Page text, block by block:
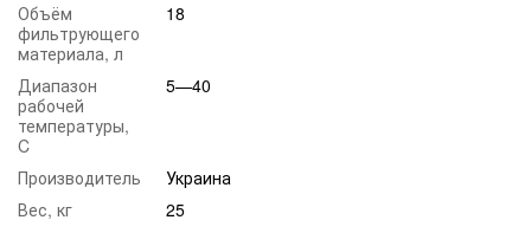
Объём
фильтрующего
материала, л
18
Диапазон
рабочей
температуры,
C
5—40
Производитель
Украина
Вес, кг
25